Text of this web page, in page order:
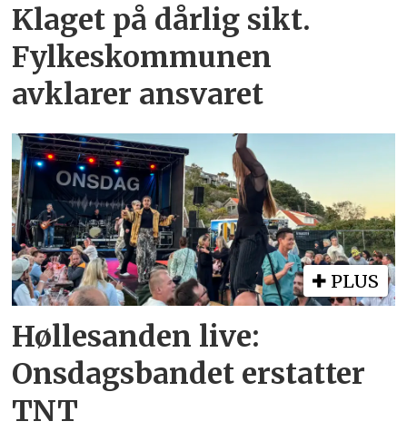
Klaget på dårlig sikt.
Fylkeskommunen
avklarer ansvaret
PLUS
Høllesanden live:
Onsdagsbandet erstatter
TNT